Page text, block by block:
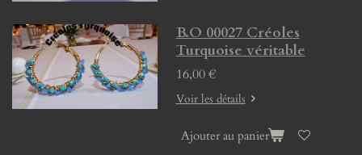
B.O 00027 Créoles
Turquoise véritable
16,00 €
Voir les détails
Ajouter au panier